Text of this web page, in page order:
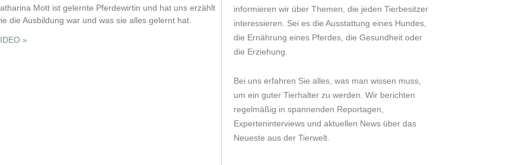
Mott ist gelernte Pferdewirtin und hat uns erzählt
die Ausbildung war und was sie alles gelernt hat.
»
informieren wir über Themen, die jeden Tierbesitzer
interessieren. Sei es die Ausstattung eines Hundes,
die Ernährung eines Pferdes, die Gesundheit oder
die Erziehung.
Bei uns erfahren Sie alles, was man wissen muss,
um ein guter Tierhalter zu werden. Wir berichten
regelmäßig in spannenden Reportagen,
Experteninterviews und aktuellen News über das
Neueste aus der Tierwelt.